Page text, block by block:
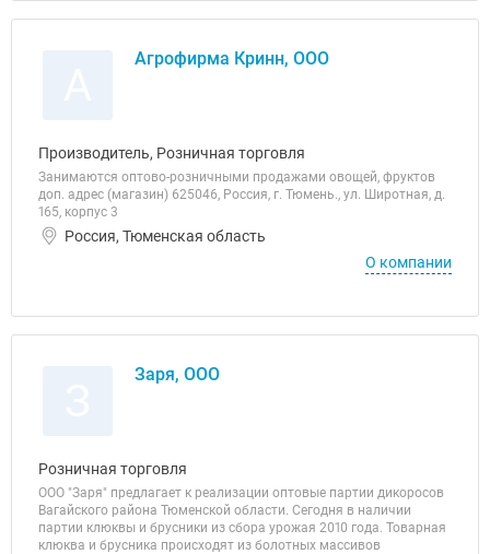
Агрофирма Кринн, ООО
Производитель, Розничная торговля
Занимаются оптово-розничными продажами овощей, фруктов
доп. адрес (магазин) 625046, Россия, г. Тюмень., ул. Широтная, д.
165, корпус 3
Россия, Тюменская область
О компании
Заря, ООО
Розничная торговля
ООО "Заря" предлагает к реализации оптовые партии дикоросов
Вагайского района Тюменской области. Сегодня в наличии
партии клюквы и брусники из сбора урожая 2010 года. Товарная
клюква и брусника происходят из болотных массивов